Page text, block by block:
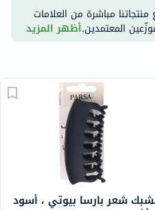
مباشرة من العلامات
المعتمدين.أظهر المزيد
شعر بارسا بيوتي ، أسود